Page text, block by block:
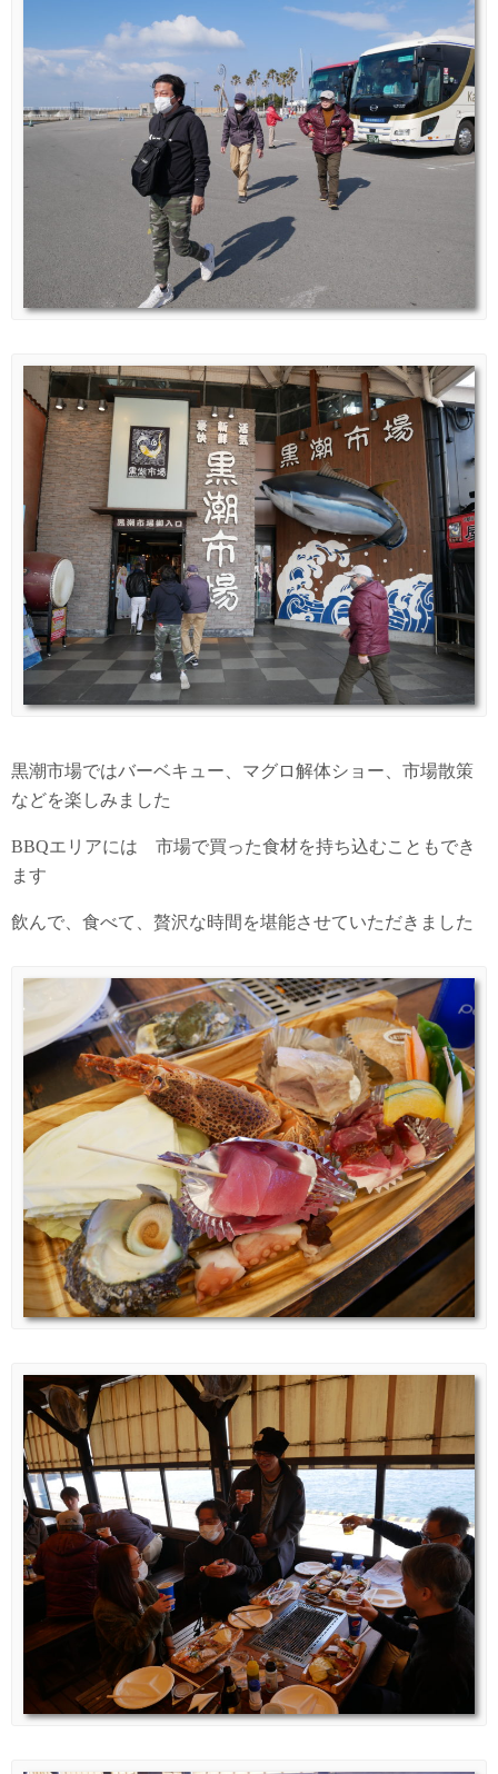
黒潮市場ではバーベキュー、マグロ解体ショー、市場散策
などを楽しみました
BBQエリアには 市場で買った食材を持ち込むこともでき
ます
飲んで、食べて、贅沢な時間を堪能させていただきました